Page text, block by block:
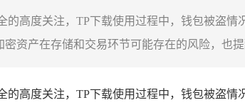
的高度关注，TP下载使用过程中，钱包被盗
资产在存储和交易环节可能存在的风险，也
的高度关注，TP下载使用过程中，钱包被盗情